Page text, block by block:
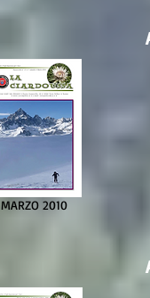
MARZO 2010